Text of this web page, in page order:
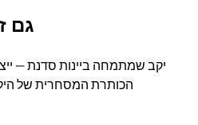
6.
יקב שמתמחה ביינות סדנת —
הכותרת המסחרית של